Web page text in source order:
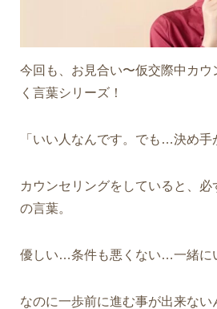
今回も、お見合い〜仮交際中カウ
く言葉シリーズ！
「いい人なんです。でも…決め手
カウンセリングをしていると、必
の言葉。
優しい…条件も悪くない…一緒に
なのに一歩前に進む事が出来ない